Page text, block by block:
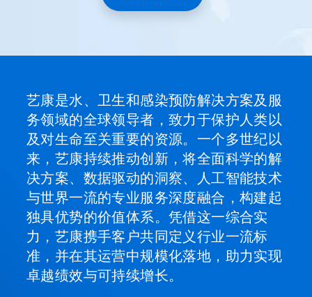
艺康是水、卫生和感染预防解决方案及服
务领域的全球领导者，致力于保护人类以
及对生命至关重要的资源。一个多世纪以
来，艺康持续推动创新，将全面科学的解
决方案、数据驱动的洞察、人工智能技术
与世界一流的专业服务深度融合，构建起
独具优势的价值体系。凭借这一综合实
力，艺康携手客户共同定义行业一流标
准，并在其运营中规模化落地，助力实现
卓越绩效与可持续增长。